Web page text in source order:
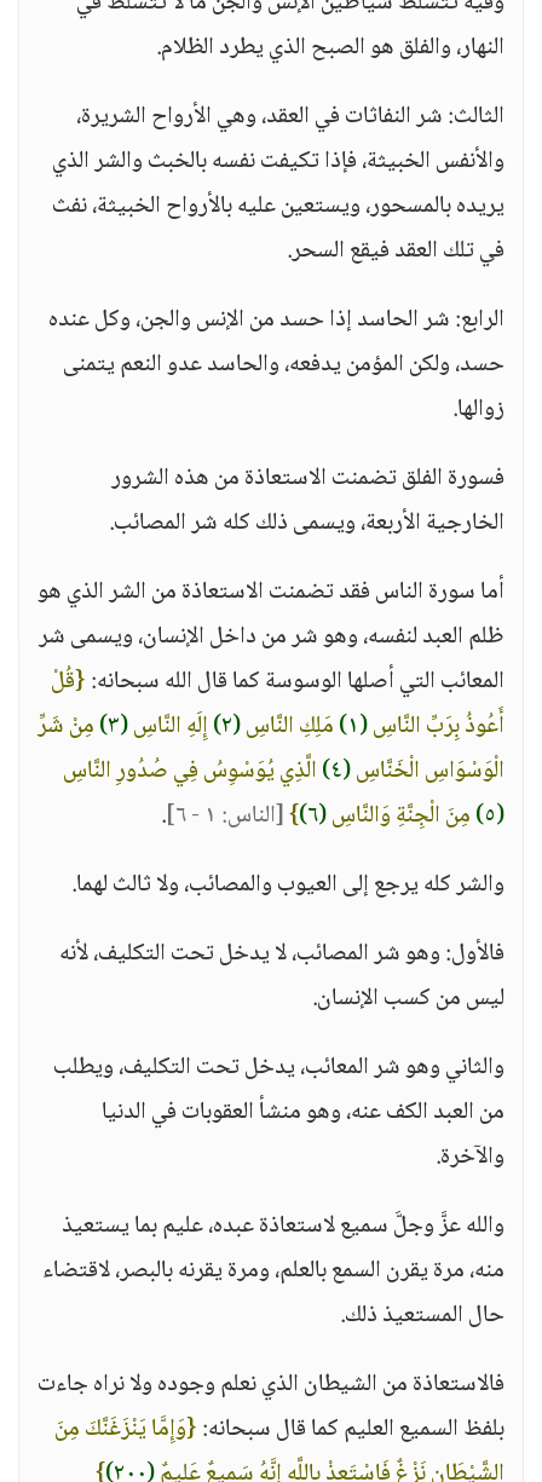
النهار، والفلق هو الصبح الذي يطرد الظلام.
الثالث: شر النفاثات في العقد، وهي الأرواح الشريرة،
والأنفس الخبيثة، فإذا تكيفت نفسه بالخبث والشر الذي
يريده بالمسحور، ويستعين عليه بالأرواح الخبيثة، نفث
في تلك العقد فيقع السحر.
الرابع: شر الحاسد إذا حسد من الإنس والجن، وكل عنده
حسد، ولكن المؤمن يدفعه، والحاسد عدو النعم يتمنى
زوالها.
فسورة الفلق تضمنت الاستعاذة من هذه الشرور
الخارجية الأربعة، ويسمى ذلك كله شر المصائب.
أما سورة الناس فقد تضمنت الاستعاذة من الشر الذي هو
ظلم العبد لنفسه، وهو شر من داخل الإنسان، ويسمى شر
المعائب التي أصلها الوسوسة كما قال الله سبحانه:{قُلْ
أَعُوذُ بِرَبِّ النَّاسِ(١) مَلِكِ النَّاسِ(٢) إِلَهِ النَّاسِ(٣)
مِنْ شَرِّ
الْوَسْوَاسِ الْخَنَّاسِ(٤)
الَّذِي يُوَسْوِسُ فِي صُدُورِ النَّاسِ
(٥)
مِنَ الْجِنَّةِ وَالنَّاسِ(٦) }[الناس: ١ - ٦]
.
والشر كله يرجع إلى العيوب والمصائب، ولا ثالث لهما.
فالأول: وهو شر المصائب، لا يدخل تحت التكليف، لأنه
ليس من كسب الإنسان.
والثاني وهو شر المعائب، يدخل تحت التكليف، ويطلب
من العبد الكف عنه، وهو منشأ العقوبات في الدنيا
والآخرة.
والله عزَّ وجلَّ سميع لاستعاذة عبده، عليم بما يستعيذ
منه، مرة يقرن السمع بالعلم، ومرة يقرنه بالبصر، لاقتضاء
حال المستعيذ ذلك.
فالاستعاذة من الشيطان الذي نعلم وجوده ولا نراه جاءت
بلفظ السميع العليم كما قال سبحانه:{وَإِمَّا يَنْزَغَنَّكَ مِنَ